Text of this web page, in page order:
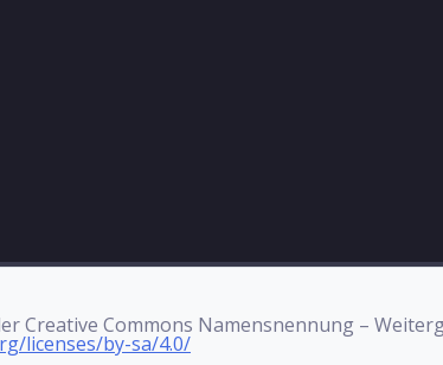
Creative Commons Namensnennung –
licenses/by-sa/4.0/